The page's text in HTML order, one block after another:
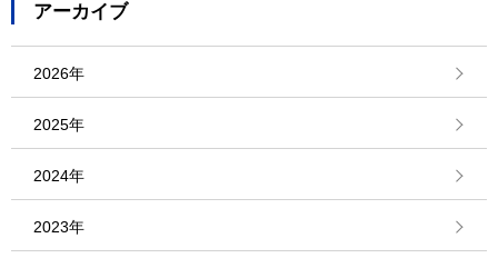
アーカイブ
2026年
2025年
2024年
2023年